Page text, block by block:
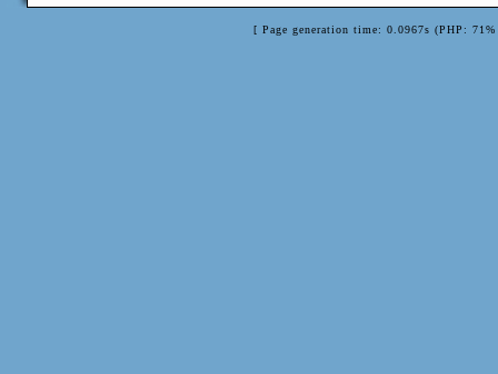
[ Page generation time: 0.0967s (PHP: